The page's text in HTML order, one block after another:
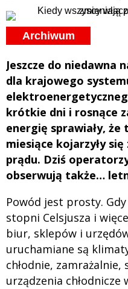
Archiwum
Jeszcze do niedawna
dla krajowego
krótkie dni i rosnące
energię sprawiały, że
miesiące kojarzyły
prądu. Dziś
obserwują także…
Powód jest prosty.
stopni Celsjusza i
biur, sklepów i
uruchamiane są
chłodnie,
urządzenia